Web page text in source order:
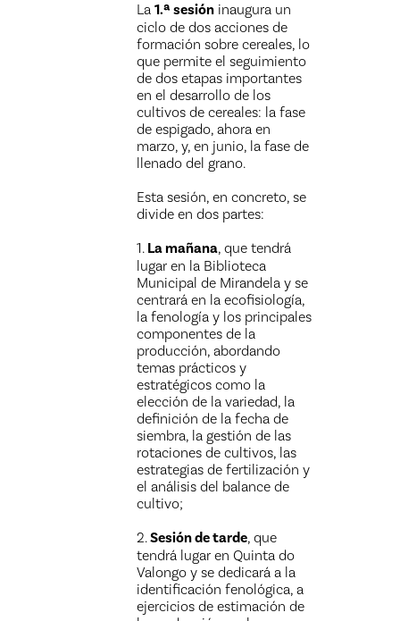
La1.ª sesión inaugura un
ciclo de dos acciones de
formación sobre cereales, lo
que permite el seguimiento
de dos etapas importantes
en el desarrollo de los
cultivos de cereales: la fase
de espigado, ahora en
marzo, y, en junio, la fase de
llenado del grano.
Esta sesión, en concreto, se
divide en dos partes:
1. La mañana, que tendrá
lugar en la Biblioteca
Municipal de Mirandela y se
centrará en la ecofisiología,
la fenología y los principales
componentes de la
producción, abordando
temas prácticos y
estratégicos como la
elección de la variedad, la
definición de la fecha de
siembra, la gestión de las
rotaciones de cultivos, las
estrategias de fertilización y
el análisis del balance de
cultivo;
2.Sesión de tarde, que
tendrá lugar en Quinta do
Valongo y se dedicará a la
identificación fenológica, a
ejercicios de estimación de